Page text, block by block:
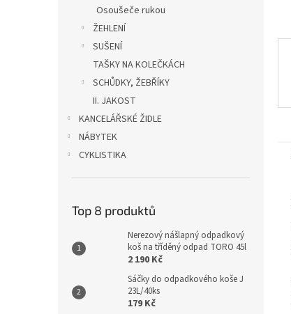
Osoušeče rukou
ŽEHLENÍ
SUŠENÍ
TAŠKY NA KOLEČKÁCH
SCHŮDKY, ŽEBŘÍKY
II. JAKOST
KANCELÁŘSKÉ ŽIDLE
NÁBYTEK
CYKLISTIKA
Top 8 produktů
Nerezový nášlapný odpadkový
koš na tříděný odpad TORO 45l
2 190 Kč
Sáčky do odpadkového koše J
23L/40ks
179 Kč